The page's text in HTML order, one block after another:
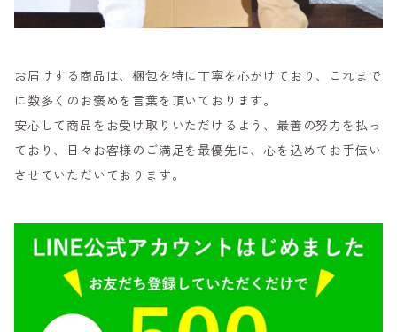
お届けする商品は、梱包を特に丁寧を心がけており、これまで
に数多くのお褒めを言葉を頂いております。
安心して商品をお受け取りいただけるよう、最善の努力を払っ
ており、日々お客様のご満足を最優先に、心を込めてお手伝い
させていただいております。